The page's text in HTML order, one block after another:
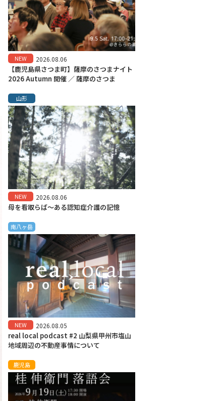
NEW 2026.08.06
【鹿児島県さつま町】薩摩のさつまナイト
2026 Autumn 開催 ／ 薩摩のさつま
山形
NEW 2026.08.06
母を看取らば～ある認知症介護の記憶
南八ヶ岳
NEW 2026.08.05
real local podcast #2 山梨県甲州市塩山
地域周辺の不動産事情について
鹿児島